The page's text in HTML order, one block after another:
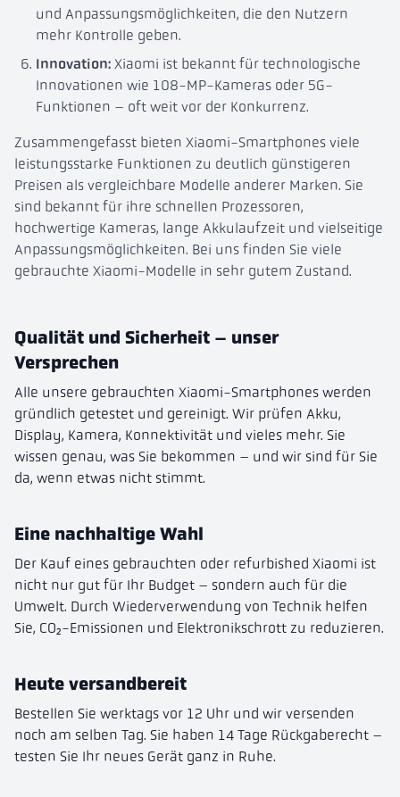
und Anpassungsmöglichkeiten, die den Nutzern
mehr Kontrolle geben.
Innovation: Xiaomi ist bekannt für technologische
Innovationen wie 108-MP-Kameras oder 5G-
Funktionen – oft weit vor der Konkurrenz.
Zusammengefasst bieten Xiaomi-Smartphones viele
leistungsstarke Funktionen zu deutlich günstigeren
Preisen als vergleichbare Modelle anderer Marken. Sie
sind bekannt für ihre schnellen Prozessoren,
hochwertige Kameras, lange Akkulaufzeit und vielseitige
Anpassungsmöglichkeiten. Bei uns finden Sie viele
gebrauchte Xiaomi-Modelle in sehr gutem Zustand.
Qualität und Sicherheit – unser
Versprechen
Alle unsere gebrauchten Xiaomi-Smartphones werden
gründlich getestet und gereinigt. Wir prüfen Akku,
Display, Kamera, Konnektivität und vieles mehr. Sie
wissen genau, was Sie bekommen – und wir sind für Sie
da, wenn etwas nicht stimmt.
Eine nachhaltige Wahl
Der Kauf eines gebrauchten oder refurbished Xiaomi ist
nicht nur gut für Ihr Budget – sondern auch für die
Umwelt. Durch Wiederverwendung von Technik helfen
Sie, CO₂-Emissionen und Elektronikschrott zu reduzieren.
Heute versandbereit
Bestellen Sie werktags vor 12 Uhr und wir versenden
noch am selben Tag. Sie haben 14 Tage Rückgaberecht –
testen Sie Ihr neues Gerät ganz in Ruhe.